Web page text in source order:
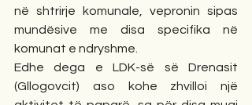
në shtrirje komunale, vepronin sipas
mundësive me disa specifika në
komunat e ndryshme.
Edhe dega e LDK-së së Drenasit
(Gllogovcit) aso kohe zhvilloi një